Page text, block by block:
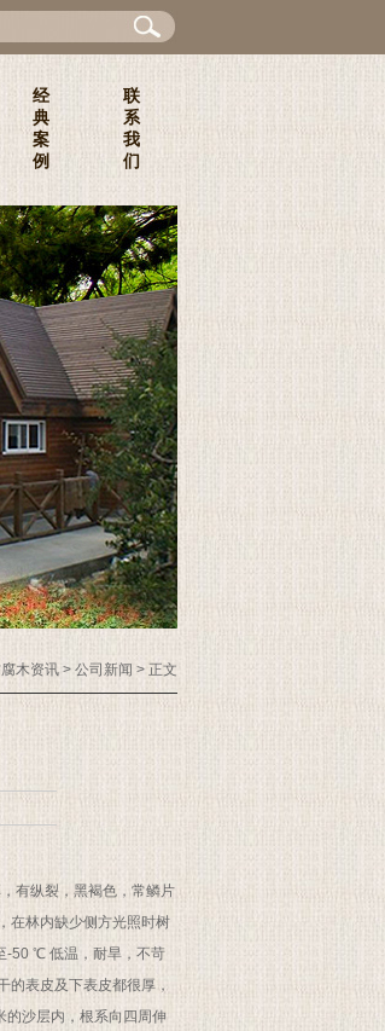
经
典
案
例
联
系
我
们
木资讯 > 公司新闻 > 正文
有纵裂，黑褐色，常鳞片
在林内缺少侧方光照时树
-50 ℃ 低温，耐旱，不苛
表皮及下表皮都很厚，
沙层内，根系向四周伸